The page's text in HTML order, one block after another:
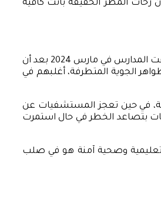
زخات المطر الخفيفة باتت كافية
موجات الحرارة القاتلة لم تعد مجرد أرقام في جداول تغير المناخ، وإنما أصبحت واقعًا يؤثر مباشرة في حاضر الأطفال ومستقبلهم؛ ففي جنوب السودان، أُغلقت المدارس في مارس 2024 بعد أن
حُرموا من التعليم بسبب الظواهر الجوية المتطرفة، أغلبهم في
في حين تعجز المستشفيات عن
بتصاعد الخطر في حال استمرت
تعليمية وصحية آمنة هو في صلب